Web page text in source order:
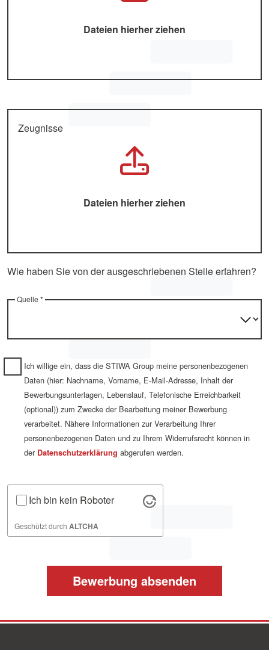
Zeugnisse
Wie haben Sie von der ausgeschriebenen Stelle erfahren?
Quelle *
Ich willige ein, dass die STIWA Group meine personenbezogenen
Daten (hier: Nachname, Vorname, E-Mail-Adresse, Inhalt der
Bewerbungsunterlagen, Lebenslauf, Telefonische Erreichbarkeit
(optional)) zum Zwecke der Bearbeitung meiner Bewerbung
verarbeitet. Nähere Informationen zur Verarbeitung Ihrer
personenbezogenen Daten und zu Ihrem Widerrufsrecht können in
der Datenschutz­erklärung abgerufen werden.
Ich bin kein Roboter
Geschützt durchALTCHA